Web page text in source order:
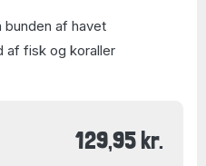
af havet
af fisk og koraller
129,95 kr.